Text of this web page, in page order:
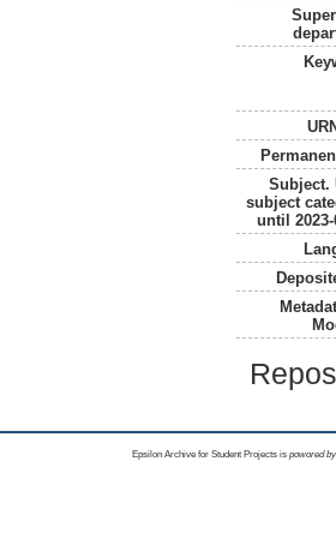
Subject.
subject
until 2023-
Epsilon Archive for Student Projects is powored by